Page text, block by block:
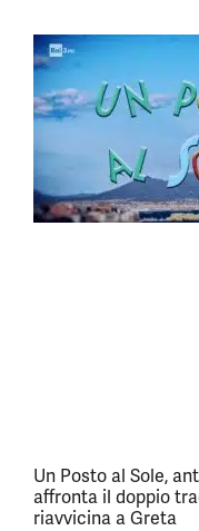
Un Posto al Sole,
affronta il doppio
riavvicina a Greta